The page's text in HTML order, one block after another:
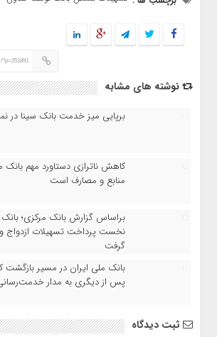
?p=251891
نوشته های مشابه
برپایی میز خدمت بانک سینا در
کاهش ناترازی دستاورد مهم
منابع و مصارف است
براساس گزارش بانک مرکزی؛ بانک
نخست پرداخت تسهیلات ازدواج و
گرفت
بانک ملی ایران در مسیر
پس از دیگری به مدار
ثبت دیدگاه